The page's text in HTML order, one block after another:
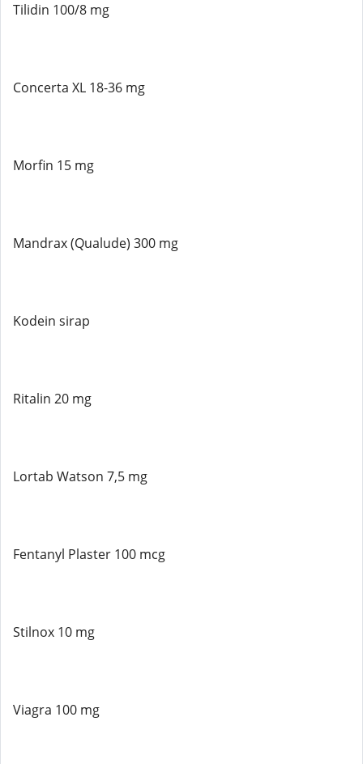
Tilidin 100/8 mg
Concerta XL 18-36 mg
Morfin 15 mg
Mandrax (Qualude) 300 mg
Kodein sirap
Ritalin 20 mg
Lortab Watson 7,5 mg
Fentanyl Plaster 100 mcg
Stilnox 10 mg
Viagra 100 mg